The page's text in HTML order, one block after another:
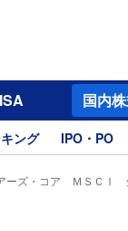
国内
ング IPO・PO
ーズ・コア ＭＳＣＩ